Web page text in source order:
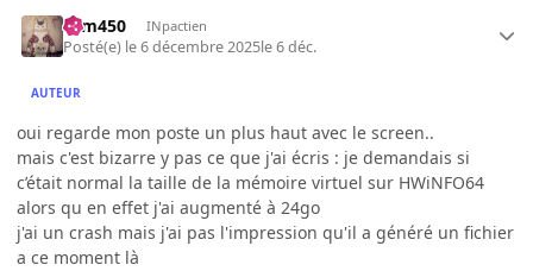
sam450 INpactien
Posté(e) le 6 décembre 2025le 6 déc.
AUTEUR
oui regarde mon poste un plus haut avec le screen..
mais c'est bizarre y pas ce que j'ai écris : je demandais si
c’était normal la taille de la mémoire virtuel sur HWiNFO64
alors qu en effet j'ai augmenté à 24go
j'ai un crash mais j'ai pas l'impression qu'il a généré un fichier
a ce moment là